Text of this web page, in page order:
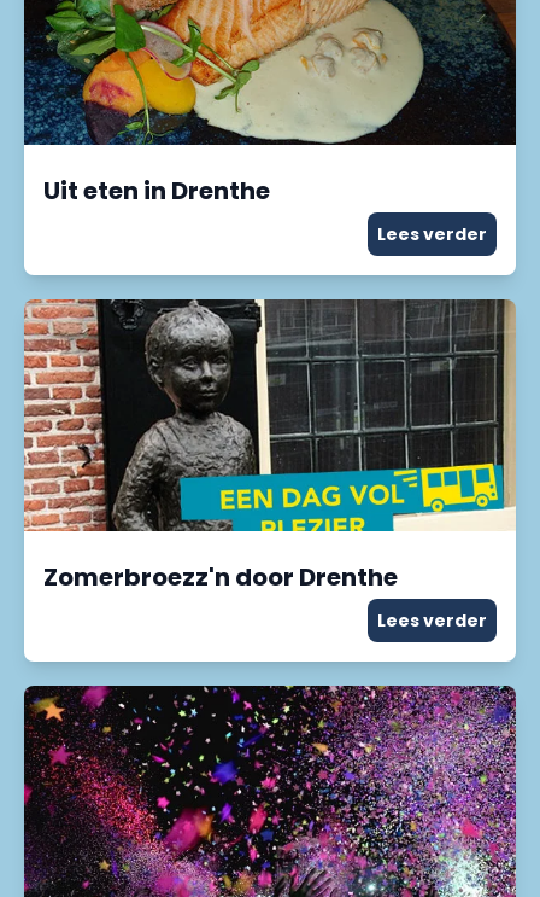
Uit eten in Drenthe
Lees verder
Zomerbroezz'n door Drenthe
Lees verder